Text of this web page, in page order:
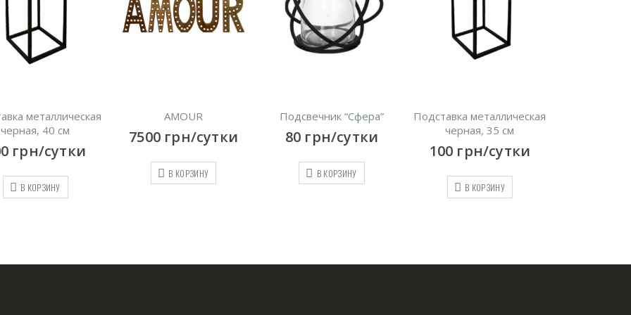
AMOUR
7500 грн/сутки
Подсвечник “Сфера”
80 грн/сутки
Подставка металлическая
черная, 35 см
грн/сутки
FAMILY
9000